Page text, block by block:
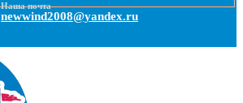
Наша почта
newwind2008@yandex.ru